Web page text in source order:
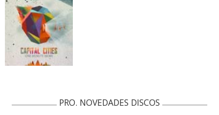
PRO. NOVEDADES DISCOS